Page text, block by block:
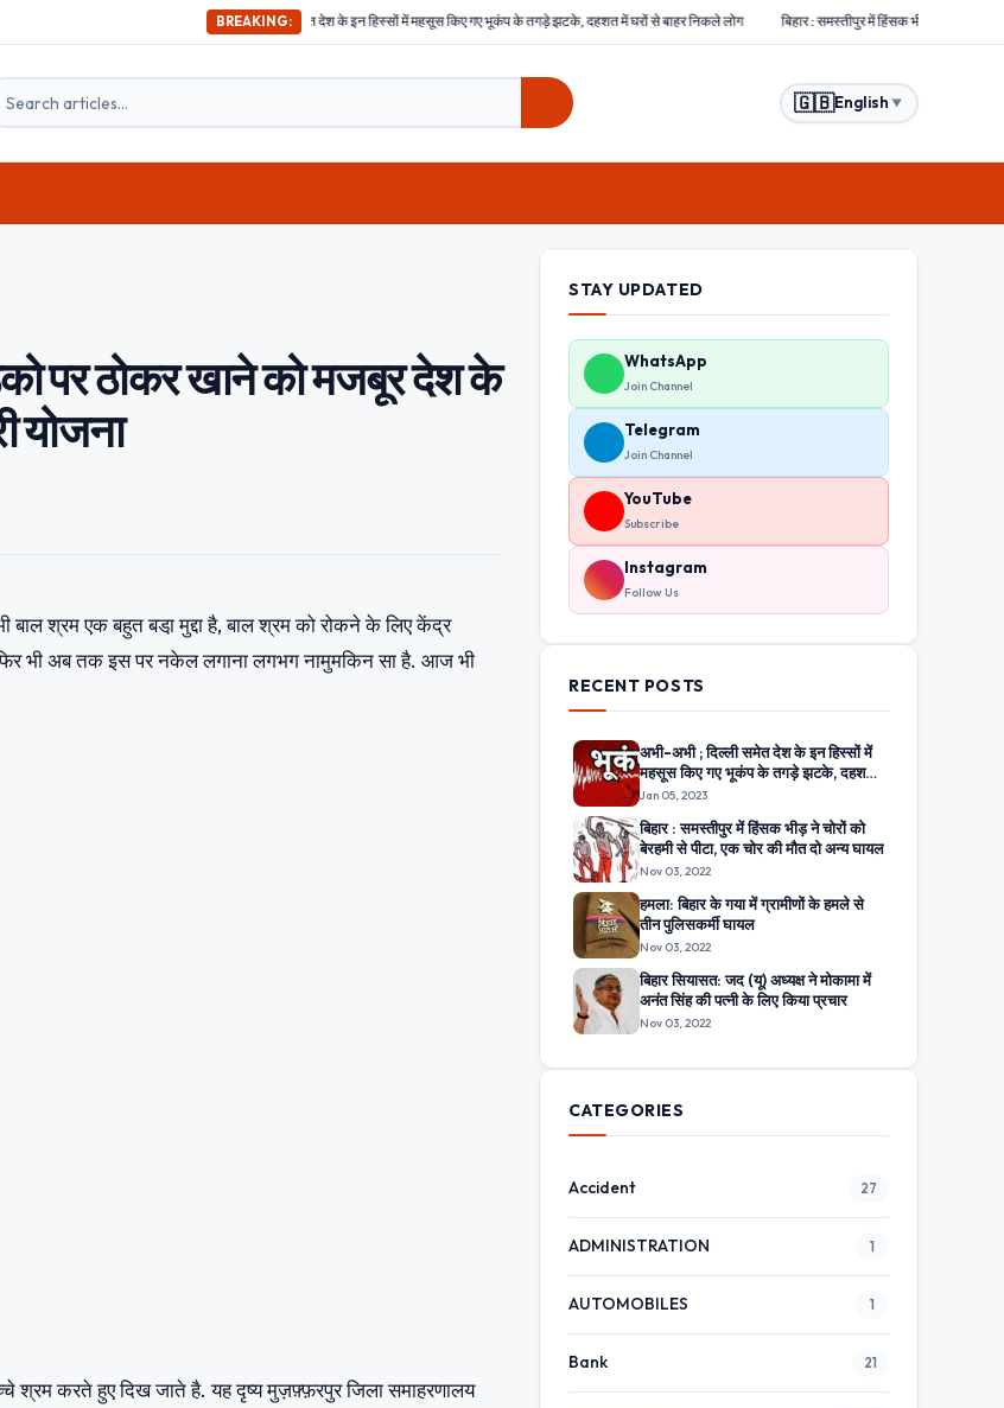
BREAKING:
अभी-अभी ; दिल्ली समेत देश के इन हिस्सों में महसूस किए गए भूकंप के तगड़े झटके, दहशत में घरों से बाहर निकले लोग बिहार : समस्तीपुर में हिंसक भीड़ ने चोरों को बेरहमी से पीटा, एक चोर की
🇬🇧English ▼
पर ठोकर खाने को मजबूर देश के
योजना
बाल श्रम एक बहुत बडा़ मुद्दा है, बाल श्रम को रोकने के लिए केंद्र
भी अब तक इस पर नकेल लगाना लगभग नामुमकिन सा है. आज भी
श्रम करते हुए दिख जाते है. यह दृष्य मुज़फ़्फ़रपुर जिला समाहरणालय
STAY UPDATED
WhatsApp
Join Channel
Telegram
Join Channel
YouTube
Subscribe
Instagram
Follow Us
RECENT POSTS
अभी-अभी ; दिल्ली समेत देश के इन हिस्सों में
महसूस किए गए भूकंप के तगड़े झटके, दहशत
में घरों से बाहर निकले लोग
Jan 05, 2023
बिहार : समस्तीपुर में हिंसक भीड़ ने चोरों को
बेरहमी से पीटा, एक चोर की मौत दो अन्य घायल
Nov 03, 2022
हमला: बिहार के गया में ग्रामीणों के हमले से
तीन पुलिसकर्मी घायल
Nov 03, 2022
बिहार सियासत: जद (यू) अध्यक्ष ने मोकामा में
अनंत सिंह की पत्नी के लिए किया प्रचार
Nov 03, 2022
CATEGORIES
Accident 27
ADMINISTRATION 1
AUTOMOBILES 1
Bank 21